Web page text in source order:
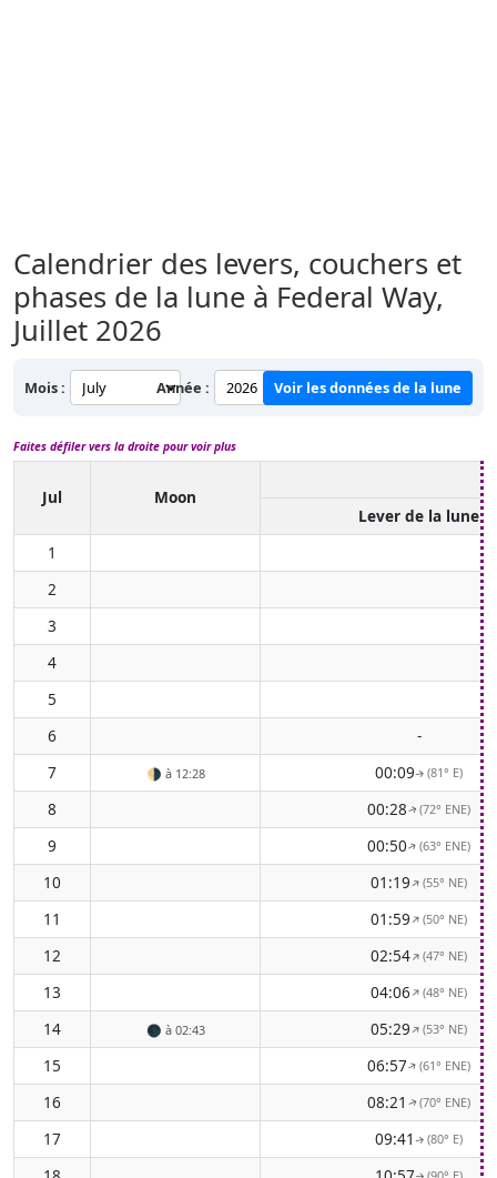
Calendrier des levers, couchers et
phases de la lune à Federal Way,
Juillet 2026
Mois : Année : Voir les données de la lune
Faites défiler vers la droite pour voir plus
Jul
Moon
Lever de la lune
1
2
3
4
5
6
-
7
🌗 à 12:28 00:09↑(81° E)
8 00:28↑(72° ENE)
9 00:50↑(63° ENE)
10 01:19↑(55° NE)
11 01:59↑(50° NE)
12 02:54↑(47° NE)
13 04:06↑(48° NE)
14 🌑 à 02:43 05:29↑(53° NE)
15 06:57↑(61° ENE)
16 08:21 ↑(70° ENE)
17 09:41 ↑(80° E)
↑